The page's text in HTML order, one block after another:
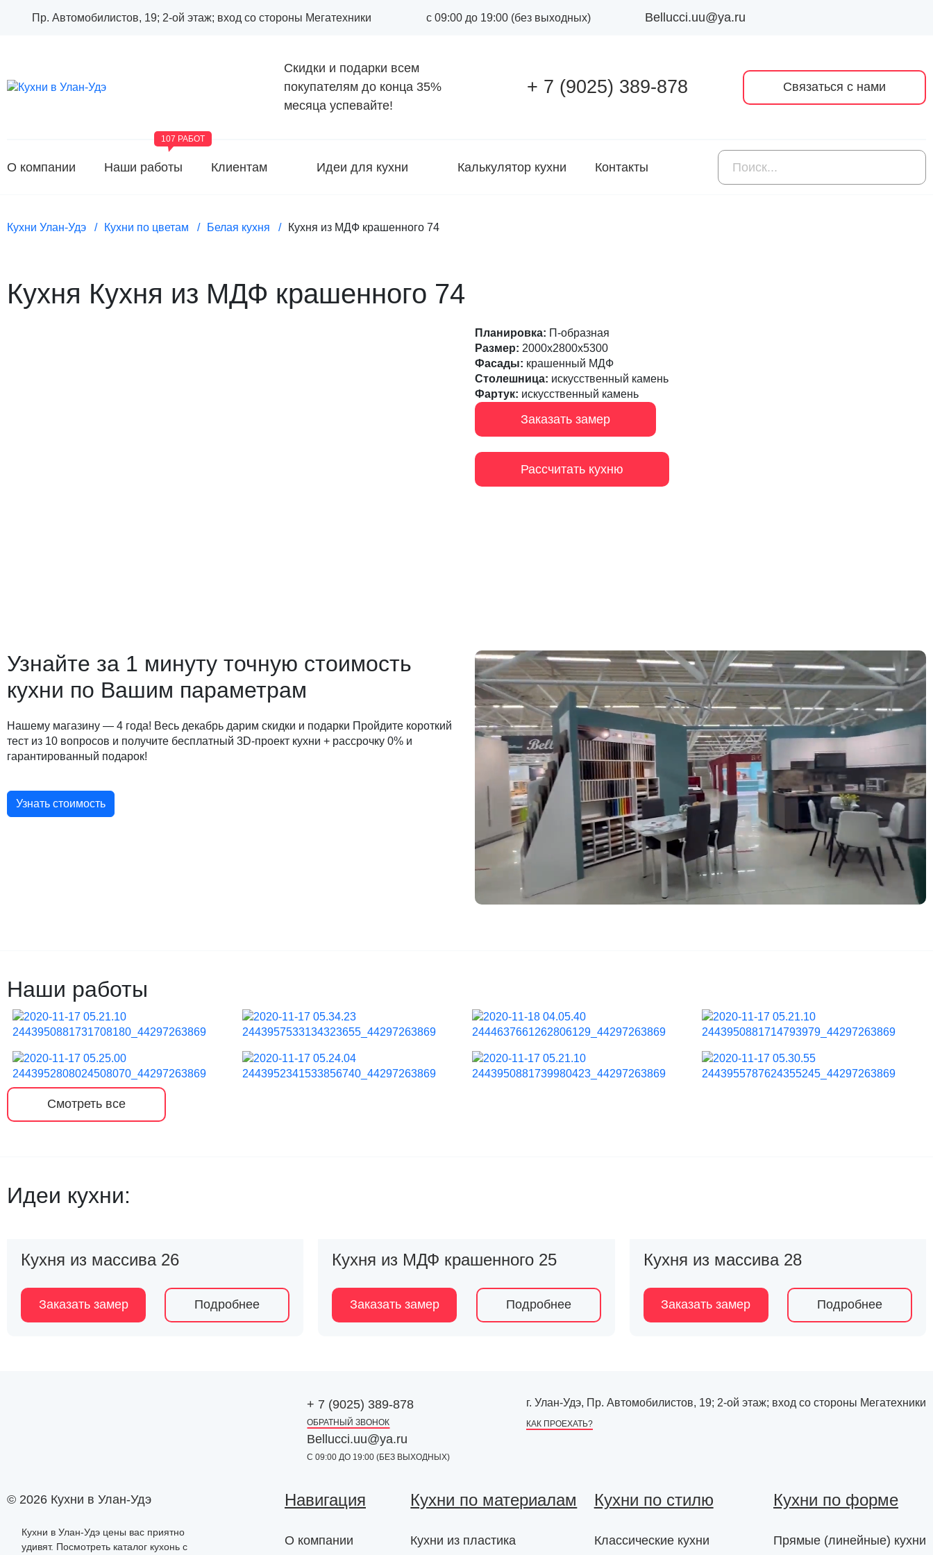
Пр. Автомобилистов, 19; 2-ой этаж; вход со стороны Мегатехники с 09:00 до 19:00 (без выходных) Bellucci.uu@ya.ru
Скидки и подарки всем
покупателям до конца 35%
месяца успевайте!
+ 7 (9025) 389-878 Связаться с нами
О компании
107 РАБОТ
Наши работы Клиентам Идеи для кухни Калькулятор кухни Контакты
Кухни Улан-Удэ Кухни по цветам Белая кухня Кухня из МДФ крашенного 74
Кухня Кухня из МДФ крашенного 74
Планировка: П-образная
Размер: 2000х2800х5300
Фасады: крашенный МДФ
Столешница: искусственный камень
Фартук: искусственный камень
Заказать замер
Рассчитать кухню
Узнайте за 1 минуту точную стоимость
кухни по Вашим параметрам
Нашему магазину — 4 года! Весь декабрь дарим скидки и подарки Пройдите короткий
тест из 10 вопросов и получите бесплатный 3D-проект кухни + рассрочку 0% и
гарантированный подарок!
Узнать стоимость
Наши работы
Смотреть все
Идеи кухни:
Кухня из массива 26
Заказать замер Подробнее
Кухня из МДФ крашенного 25
Заказать замер Подробнее
Кухня из массива 28
Заказать замер Подробнее
+ 7 (9025) 389-878
ОБРАТНЫЙ ЗВОНОК
г. Улан-Удэ, Пр. Автомобилистов, 19; 2-ой этаж; вход со стороны Мегатехники
КАК ПРОЕХАТЬ?
Bellucci.uu@ya.ru
С 09:00 ДО 19:00 (БЕЗ ВЫХОДНЫХ)
© 2026 Кухни в Улан-Удэ
Кухни в Улан-Удэ цены вас приятно
удивят. Посмотреть каталог кухонь с
Навигация
О компании
Кухни по материалам
Кухни из пластика
Кухни по стилю
Классические кухни
Кухни по форме
Прямые (линейные) кухни